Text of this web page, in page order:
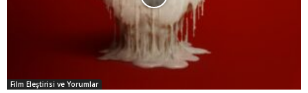
Film Eleştirisi ve Yorumlar